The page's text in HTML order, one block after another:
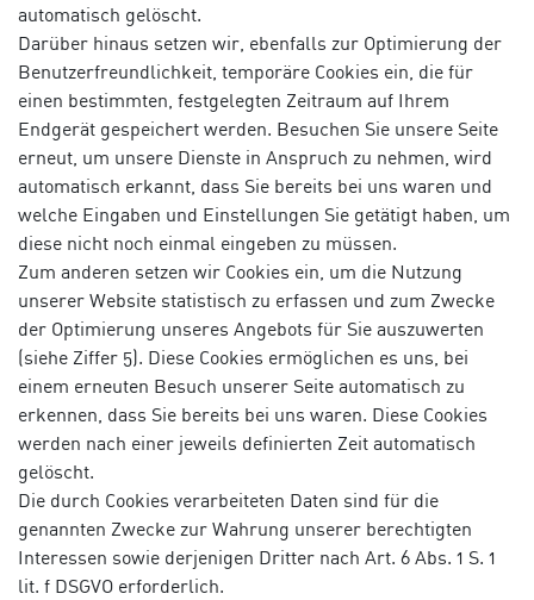
automatisch gelöscht.
Darüber hinaus setzen wir, ebenfalls zur Optimierung der
Benutzerfreundlichkeit, temporäre Cookies ein, die für
einen bestimmten, festgelegten Zeitraum auf Ihrem
Endgerät gespeichert werden. Besuchen Sie unsere Seite
erneut, um unsere Dienste in Anspruch zu nehmen, wird
automatisch erkannt, dass Sie bereits bei uns waren und
welche Eingaben und Einstellungen Sie getätigt haben, um
diese nicht noch einmal eingeben zu müssen.
Zum anderen setzen wir Cookies ein, um die Nutzung
unserer Website statistisch zu erfassen und zum Zwecke
der Optimierung unseres Angebots für Sie auszuwerten
(siehe Ziffer 5). Diese Cookies ermöglichen es uns, bei
einem erneuten Besuch unserer Seite automatisch zu
erkennen, dass Sie bereits bei uns waren. Diese Cookies
werden nach einer jeweils definierten Zeit automatisch
gelöscht.
Die durch Cookies verarbeiteten Daten sind für die
genannten Zwecke zur Wahrung unserer berechtigten
Interessen sowie derjenigen Dritter nach Art. 6 Abs. 1 S. 1
lit. f DSGVO erforderlich.